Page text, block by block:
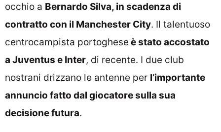
occhio a Bernardo Silva, in scadenza di
contratto con il Manchester City. Il talentuoso
centrocampista portoghese è stato accostato
a Juventus e Inter, di recente. I due club
nostrani drizzano le antenne per l’importante
annuncio fatto dal giocatore sulla sua
decisione futura.